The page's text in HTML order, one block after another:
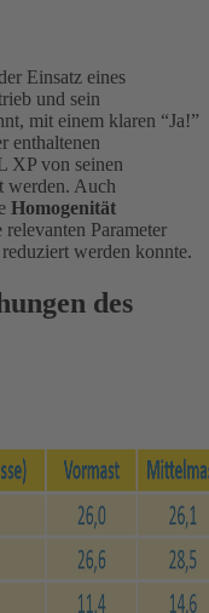
Einsatz eines
und sein
mit einem klaren “Ja!”
enthaltenen
XP von seinen
werden. Auch
Homogenität
Parameter
werden konnte.
des